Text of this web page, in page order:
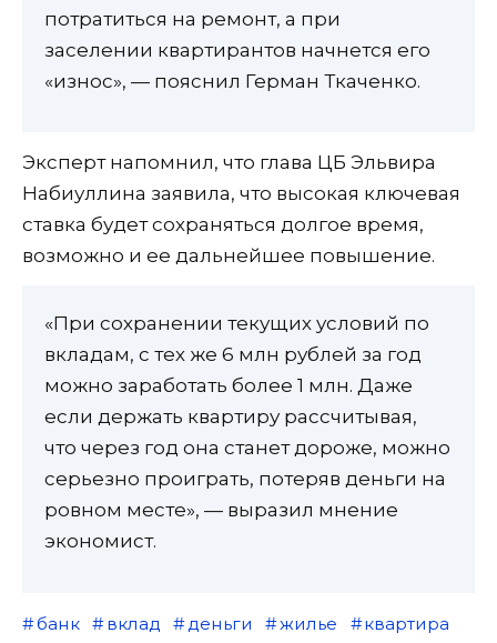
потратиться на ремонт, а при
заселении квартирантов начнется его
«износ», — пояснил Герман Ткаченко.
Эксперт напомнил, что глава ЦБ Эльвира
Набиуллина заявила, что высокая ключевая
ставка будет сохраняться долгое время,
возможно и ее дальнейшее повышение.
«При сохранении текущих условий по
вкладам, с тех же 6 млн рублей за год
можно заработать более 1 млн. Даже
если держать квартиру рассчитывая,
что через год она станет дороже, можно
серьезно проиграть, потеряв деньги на
ровном месте», — выразил мнение
экономист.
банк вклад деньги жилье
квартира